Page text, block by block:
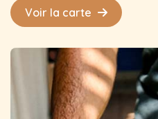
Voir la carte